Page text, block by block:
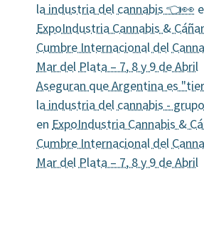
la industria del cannabis 👈👀
ExpoIndustria Cannabis &
Cumbre Internacional del
Mar del Plata – 7, 8 y 9 de Abril
Aseguran que Argentina es
la industria del cannabis -
en ExpoIndustria Cannabis &
Cumbre Internacional del
Mar del Plata – 7, 8 y 9 de Abril